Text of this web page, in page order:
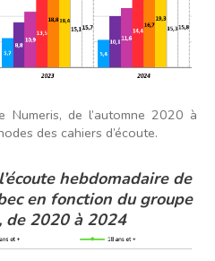
Numeris, de l’automne 2020 à
des cahiers d’écoute.
hebdomadaire de
en fonction du groupe
de 2020 à 2024